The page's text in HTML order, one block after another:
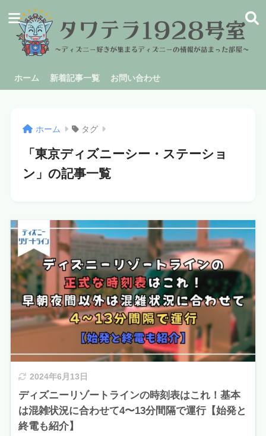
ホーム 新着記事一覧 お問い合わせ
ホーム タグ
「東京ディズニーシー・ステーショ
ン」の記事一覧
2024年6月13日
ディズニーリゾートラインの時刻表はこれ！基本
は混雑状況に合わせて4〜13分間隔で運行【始発と
終電も紹介】